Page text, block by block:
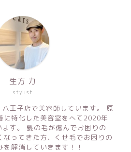
stylist
生方 力
王子店で美容師しています。 原
に特化した美容室をへて2020年
す。 髪の毛が傷んでお困りの
なってきた方、くせ毛でお困りの
解消していきます！！